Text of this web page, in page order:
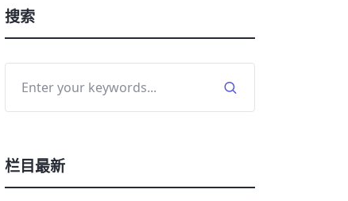
搜索
栏目最新